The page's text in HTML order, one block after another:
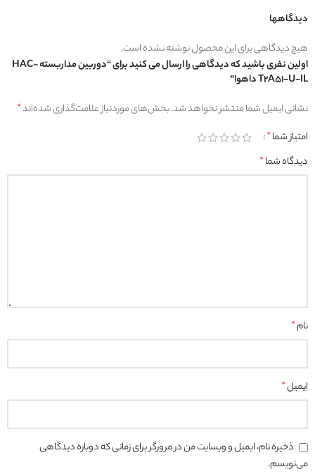
دیدگاهها
هیچ دیدگاهی برای این محصول نوشته نشده است.
اولین نفری باشید که دیدگاهی را ارسال می کنید برای “دوربین مداربسته HAC-
T2A51-U-IL داهوا”
نشانی ایمیل شما منتشر نخواهد شد.بخش‌های موردنیاز علامت‌گذاری شده‌اند*
امتیاز شما*
دیدگاه شما*
نام*
ایمیل*
ذخیره نام، ایمیل و وبسایت من در مرورگر برای زمانی که دوباره دیدگاهی
می‌نویسم.